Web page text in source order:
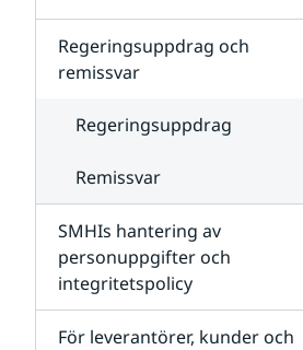
Regeringsuppdrag och
remissvar
Regeringsuppdrag
Remissvar
SMHIs hantering av
personuppgifter och
integritetspolicy
För leverantörer, kunder och